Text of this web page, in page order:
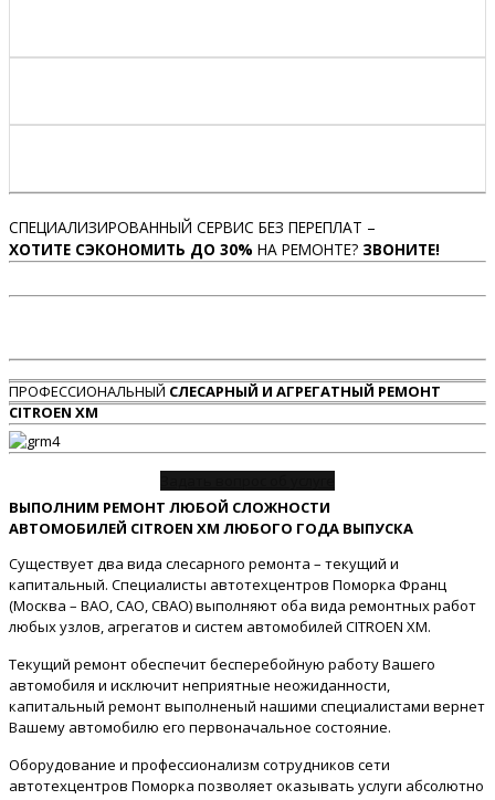
СПЕЦИАЛИЗИРОВАННЫЙ СЕРВИС БЕЗ ПЕРЕПЛАТ –
ХОТИТЕ СЭКОНОМИТЬ ДО 30% НА РЕМОНТЕ? ЗВОНИТЕ!
ПРОФЕССИОНАЛЬНЫЙ СЛЕСАРНЫЙ И АГРЕГАТНЫЙ РЕМОНТ
CITROEN XM
ВЫПОЛНИМ РЕМОНТ ЛЮБОЙ СЛОЖНОСТИ
АВТОМОБИЛЕЙ CITROEN XM ЛЮБОГО ГОДА ВЫПУСКА
Существует два вида слесарного ремонта – текущий и
капитальный. Специалисты автотехцентров Поморка Франц
(Москва – ВАО, САО, СВАО) выполняют оба вида ремонтных работ
любых узлов, агрегатов и систем автомобилей CITROEN XM.
Текущий ремонт обеспечит бесперебойную работу Вашего
автомобиля и исключит неприятные неожиданности,
капитальный ремонт выполненый нашими специалистами вернет
Вашему автомобилю его первоначальное состояние.
Оборудование и профессионализм сотрудников сети
автотехцентров Поморка позволяет оказывать услуги абсолютно